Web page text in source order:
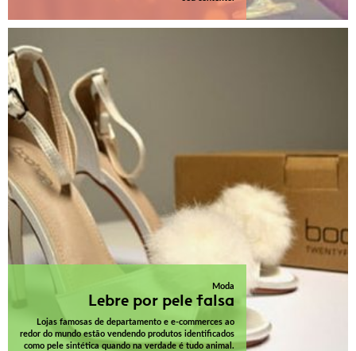
Moda
Lebre por pele falsa
Lojas famosas de departamento e e-commerces ao
redor do mundo estão vendendo produtos identificados
como pele sintética quando na verdade é tudo animal.